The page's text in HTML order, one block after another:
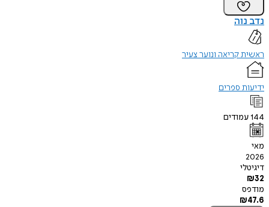
נדב נוה
ראשית קריאה ונוער צעיר
ידיעות ספרים
144עמודים
מאי
2026
דיגיטלי
₪32
מודפס
₪47.6